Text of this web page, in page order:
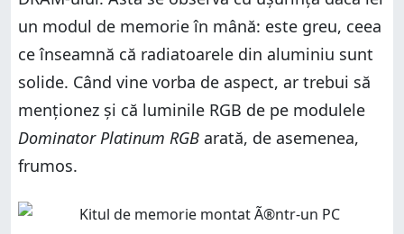
un modul de memorie în mână: este greu, ceea
ce înseamnă că radiatoarele din aluminiu sunt
solide. Când vine vorba de aspect, ar trebui să
menționez și că luminile RGB de pe modulele
Dominator Platinum RGB arată, de asemenea,
frumos.